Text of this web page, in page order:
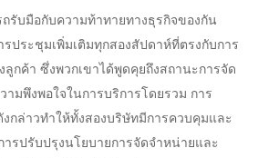
รับมือกับความท้าทายทางธุรกิจของกัน
ประชุมเพิ่มเติมทุกสองสัปดาห์ที่ตรงกับการ
กค้า ซึ่งพวกเขาได้พูดคุยถึงสถานะการจัด
มพึงพอใจในการบริการโดยรวม การ
กล่าวทำให้ทั้งสองบริษัทมีการควบคุมและ
รปรับปรุงนโยบายการจัดจำหน่ายและ